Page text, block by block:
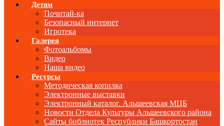
Детям
Почитай-ка
Безопасный интернет
Игротека
Галерея
Фотоальбомы
Видео
Наша видео
Ресурсы
Методическая копилка
Электронные выставки
Электронный каталог. Альшеевская МЦБ
Новости Отдела Культуры Альшеевского района
Сайты библиотек Республики Башкортостан